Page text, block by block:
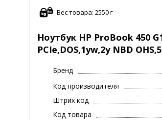
Вес товара: 2550 г
Ноутбук HP ProBook 450
PCIe,DOS,1yw,2y NBD
Бренд
Код производителя
Штрих код
Код товара